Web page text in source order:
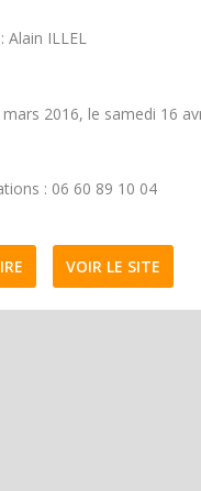
Alain ILLEL
2016, le samedi 16
: 06 60 89 10 04
VOIR LE SITE